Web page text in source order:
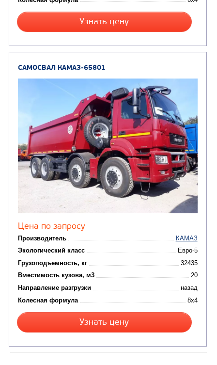
Экологический класс
Грузоподъемность, кг
Вместимость кузова, м3
Узнать цену
САМОСВАЛ КАМАЗ-6580